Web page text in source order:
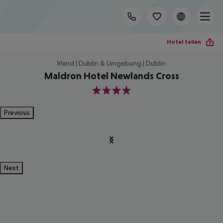
Hotel teilen
Irland | Dublin & Umgebung | Dublin
Maldron Hotel Newlands Cross
4
Previous
Next